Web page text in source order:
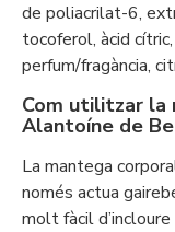
de poliacrilat-6,
tocoferol, àcid
perfum/fragància,
Com utilitzar
Alantoíne de
La mantega
només actua
molt fàcil